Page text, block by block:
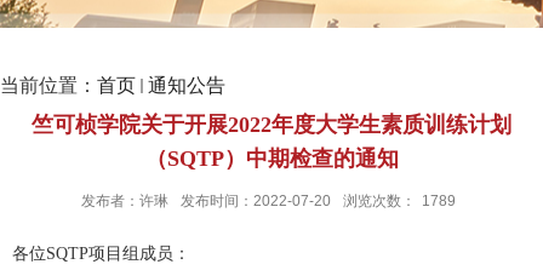
当前位置： 首页 通知公告
竺可桢学院关于开展2022年度大学生素质训练计划
（SQTP）中期检查的通知
发布者：许琳 发布时间：2022-07-20 浏览次数： 1789
各位SQTP项目组成员：